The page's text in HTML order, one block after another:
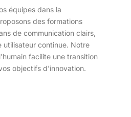
équipes dans la
des formations
de communication clairs,
utilisateur continue. Notre
facilite une transition
objectifs d'innovation.​